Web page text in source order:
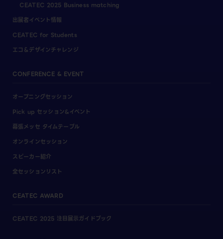
CEATEC 2025 Business matching
出展者イベント情報
CEATEC for Students
エコ＆デザインチャレンジ
CONFERENCE & EVENT
オープニングセッション
Pick up セッション&イベント
幕張メッセ タイムテーブル
オンラインセッション
スピーカー紹介
全セッションリスト
CEATEC AWARD
CEATEC 2025 注目展示ガイドブック